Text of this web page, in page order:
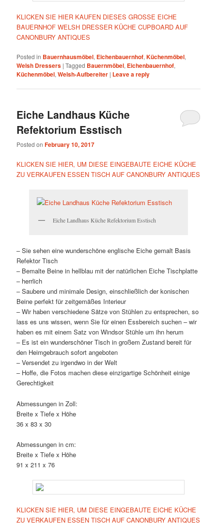
KLICKEN SIE HIER KAUFEN DIESES GROSSE EICHE
BAUERNHOF WELSH DRESSER KÜCHE CUPBOARD AUF
CANONBURY ANTIQUES
Posted in Bauernhausmöbel, Eichenbauernhof,Küchenmöbel,
Welsh Dressers |Tagged Bauernmöbel, Eichenbauernhof,
Küchenmöbel,Welsh-Aufbereiter | Leave a reply
Eiche Landhaus Küche
Refektorium Esstisch
Posted onFebruary 10, 2017
KLICKEN SIE HIER, UM DIESE EINGEBAUTE EICHE KÜCHE
ZU VERKAUFEN ESSEN TISCH AUF CANONBURY ANTIQUES
Eiche Landhaus Küche Refektorium Esstisch
– Sie sehen eine wunderschöne englische Eiche gemalt Basis
Refektor Tisch
– Bemalte Beine in hellblau mit der natürlichen Eiche Tischplatte
– herrlich
– Saubere und minimale Design, einschließlich der konischen
Beine perfekt für zeitgemäßes Interieur
– Wir haben verschiedene Sätze von Stühlen zu entsprechen, so
lass es uns wissen, wenn Sie für einen Essbereich suchen – wir
haben es mit einem Satz von Windsor Stühle um ihn herum
– Es ist ein wunderschöner Tisch in großem Zustand bereit für
den Heimgebrauch sofort angeboten
– Versendet zu irgendwo in der Welt
– Hoffe, die Fotos machen diese einzigartige Schönheit einige
Gerechtigkeit
Abmessungen in Zoll:
Breite x Tiefe x Höhe
36 x 83 x 30
Abmessungen in cm:
Breite x Tiefe x Höhe
91 x 211 x 76
KLICKEN SIE HIER, UM DIESE EINGEBAUTE EICHE KÜCHE
ZU VERKAUFEN ESSEN TISCH AUF CANONBURY ANTIQUES